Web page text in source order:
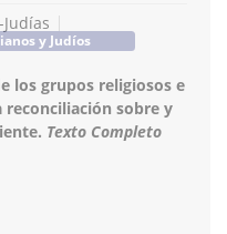
y Judíos
los grupos religiosos e
sobre y
Texto Completo